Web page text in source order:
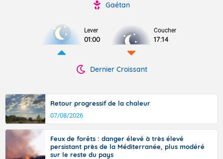
Gaétan
Lever
01:00
Coucher
17:14
Dernier Croissant
Retour progressif de la chaleur
07/08/2026
Feux de forêts : danger élevé à très élevé
persistant près de la Méditerranée, plus modéré
sur le reste du pays